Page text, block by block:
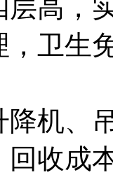
层高，
，卫生
降机、
回收成